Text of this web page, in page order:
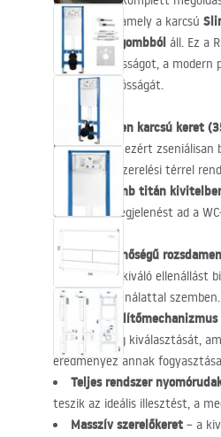
WC szettet, amely a karcsú
Typ T öblítőgombból áll. Ez a
helytakarékosságot, a
át tartó tartósságát.
Kivételesen karcsú keret
helyet foglal, ezért zseniálisan
korlátozott szerelési térrel
Typ T gomb titán
építészeti megjelenést ad a
vízfoltokat.
Kiváló minőségű
gyártásához kiváló ellenállást
intenzív használattal szemben.
Kettős öblítőmechanizmus
vízmennyiség kiválasztását,
eredményez annak
Teljes rendszer
teszik az ideális illesztést, a
Masszív szerelőkeret – a